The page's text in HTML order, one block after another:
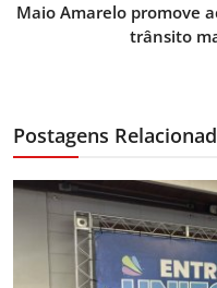
Maio Amarelo promove
trânsito
Postagens